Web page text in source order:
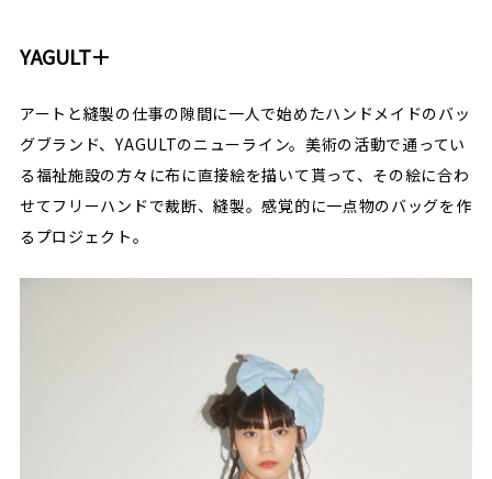
YAGULT＋
アートと縫製の仕事の隙間に一人で始めたハンドメイドのバッ
グブランド、YAGULTのニューライン。美術の活動で通ってい
る福祉施設の方々に布に直接絵を描いて貰って、その絵に合わ
せてフリーハンドで裁断、縫製。感覚的に一点物のバッグを作
るプロジェクト。